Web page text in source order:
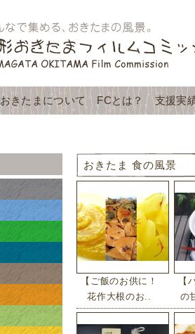
おきたまについて FCとは？ 支援実
おきたま 食の風景
【ご飯のお供に！
花作大根のお..
【
の